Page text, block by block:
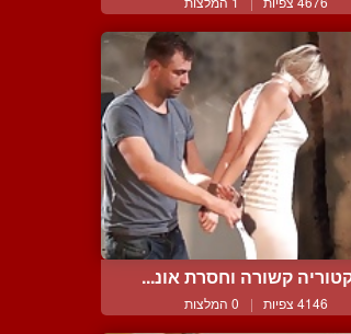
קשורה וחסרת אונ...
4146 צפיות | 0 המלצות